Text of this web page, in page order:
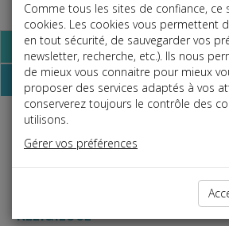
Base documentaire
Dépêches
Social
AFFAIRE « MICROPOLE » SUR
RELIGIEUSE
Comme tous les sites de confiance, ce
cookies. Les cookies vous permettent
en tout sécurité, de sauvegarder vos
newsletter, recherche, etc.). Ils nous
de mieux vous connaitre pour mieux
proposer des services adaptés à vos
conserverez toujours le contrôle des
utilisons.
Gérer vos préférences